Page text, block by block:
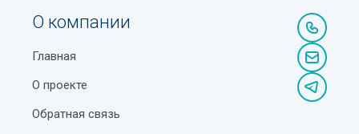
О компании
Главная
О проекте
Обратная связь